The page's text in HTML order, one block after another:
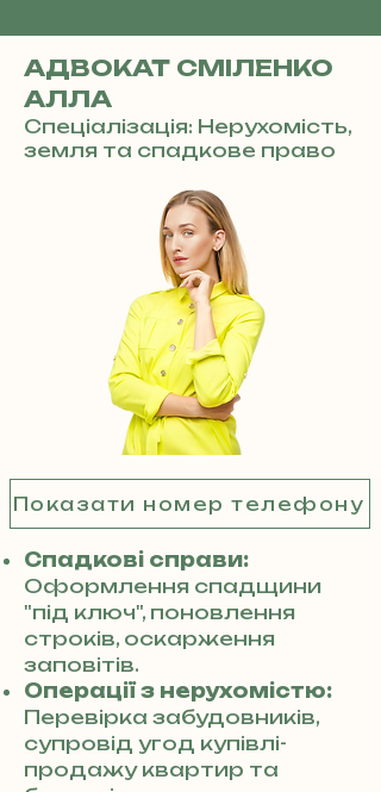
АДВОКАТ СМІЛЕНКО
АЛЛА
Спеціалізація: Нерухомість,
земля та спадкове право
Показати номер телефону
Спадкові справи:
Оформлення спадщини
"під ключ", поновлення
строків, оскарження
заповітів.
Операції з нерухомістю:
Перевірка забудовників,
супровід угод купівлі-
продажу квартир та